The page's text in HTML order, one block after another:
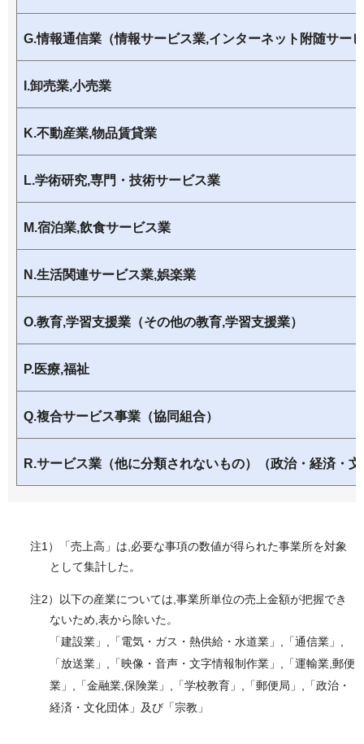
G.情報通信業（情報サービス業,インターネット附随サー
I.卸売業,小売業
K.不動産業,物品賃貸業
L.学術研究,専門・技術サービス業
M.宿泊業,飲食サービス業
N.生活関連サービス業,娯楽業
O.教育,学習支援業（その他の教育,学習支援業）
P.医療,福祉
Q.複合サービス事業（協同組合）
R.サービス業（他に分類されないもの）（政治・経済・
注1）「売上高」は,必要な事項の数値が得られた事業所を対象
として集計した。
注2）以下の産業については,事業所単位の売上金額が把握でき
ないため,表から除いた。
「建設業」,「電気・ガス・熱供給・水道業」,「通信業」,
「放送業」,「映像・音声・文字情報制作業」,「運輸業,郵便
業」,「金融業,保険業」,「学校教育」,「郵便局」,「政治・
経済・文化団体」及び「宗教」